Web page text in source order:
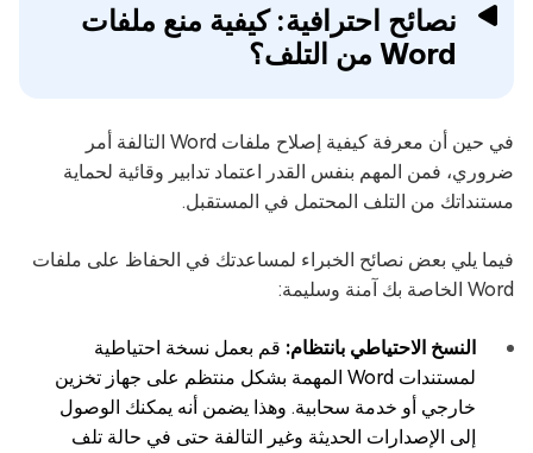
نصائح احترافية: كيفية منع ملفات
Word من التلف؟
في حين أن معرفة كيفية إصلاح ملفات Word التالفة أمر
ضروري، فمن المهم بنفس القدر اعتماد تدابير وقائية لحماية
مستنداتك من التلف المحتمل في المستقبل.
فيما يلي بعض نصائح الخبراء لمساعدتك في الحفاظ على ملفات
Word الخاصة بك آمنة وسليمة:
النسخ الاحتياطي بانتظام: قم بعمل نسخة احتياطية
لمستندات Word المهمة بشكل منتظم على جهاز تخزين
خارجي أو خدمة سحابية. وهذا يضمن أنه يمكنك الوصول
إلى الإصدارات الحديثة وغير التالفة حتى في حالة تلف